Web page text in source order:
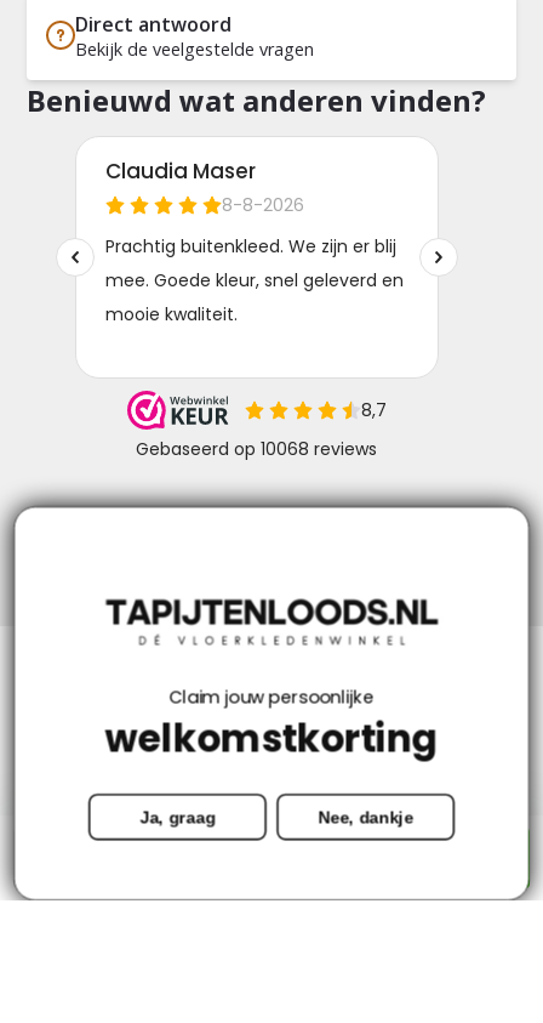
Direct antwoord
Bekijk de veelgestelde vragen
Benieuwd wat anderen vinden?
Mijn account
Categorieën
Contact
Claim jouw persoonlijke
welkomstkorting
Ja, graag Nee, dankje